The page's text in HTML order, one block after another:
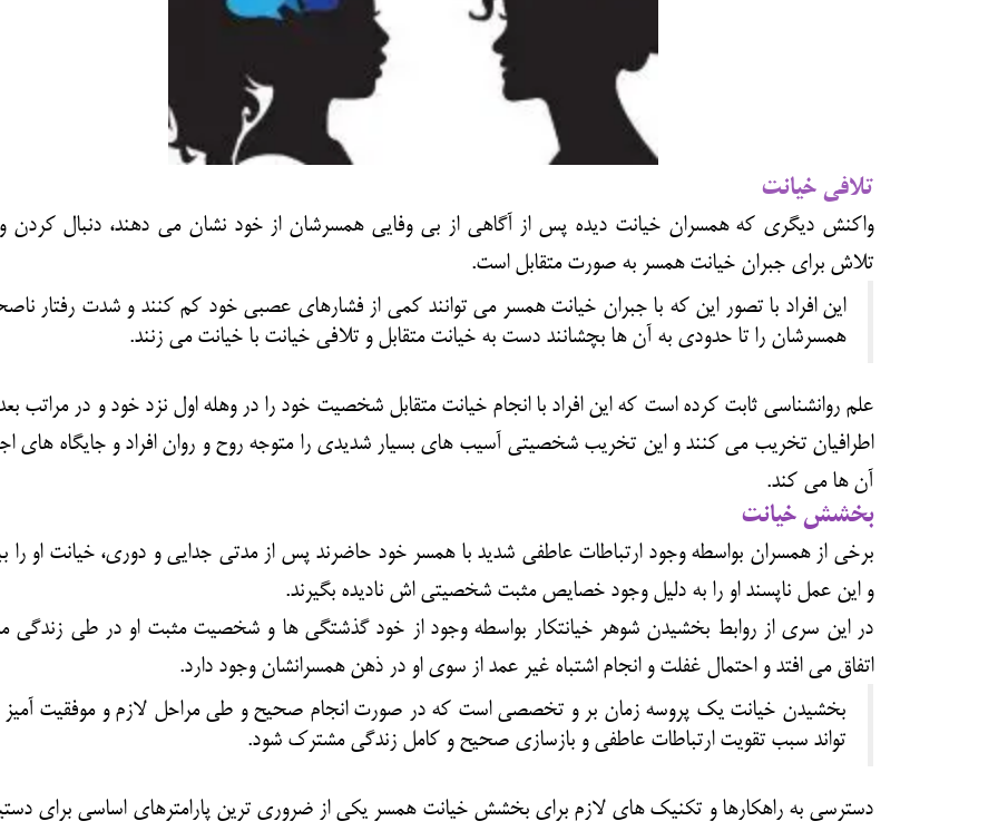
تلافی خیانت
واکنش دیگری که همسران خیانت دیده پس از آگاهی از بی وفایی همسرشان از خود نشان می دهند، دنبال کردن و
تلاش برای جبران خیانت همسر به صورت متقابل است.
این افراد با تصور این که با جبران خیانت همسر می توانند کمی از فشارهای عصبی خود کم کنند و شدت رفتار
همسرشان را تا حدودی به آن ها بچشانند دست به خیانت متقابل و تلافی خیانت با خیانت می زنند.
علم روانشناسی ثابت کرده است که این افراد با انجام خیانت متقابل شخصیت خود را در وهله اول نزد خود و در مراتب
اطرافیان تخریب می کنند و این تخریب شخصیتی آسیب های بسیار شدیدی را متوجه روح و روان افراد و جایگاه های
آن ها می کند.
بخشش خیانت
برخی از همسران بواسطه وجود ارتباطات عاطفی شدید با همسر خود حاضرند پس از مدتی جدایی و دوری، خیانت او را
و این عمل ناپسند او را به دلیل وجود خصایص مثبت شخصیتی اش نادیده بگیرند.
در این سری از روابط بخشیدن شوهر خیانتکار بواسطه وجود از خود گذشتگی ها و شخصیت مثبت او در طی زندگی
اتفاق می افتد و احتمال غفلت و انجام اشتباه غیر عمد از سوی او در ذهن همسرانشان وجود دارد.
بخشیدن خیانت یک پروسه زمان بر و تخصصی است که در صورت انجام صحیح و طی مراحل لازم و موفقیت
تواند سبب تقویت ارتباطات عاطفی و بازسازی صحیح و کامل زندگی مشترک شود.
دسترسی به راهکارها و تکنیک های لازم برایبخشش خیانت همسر یکی از ضروری ترین پارامترهای اساسی برای